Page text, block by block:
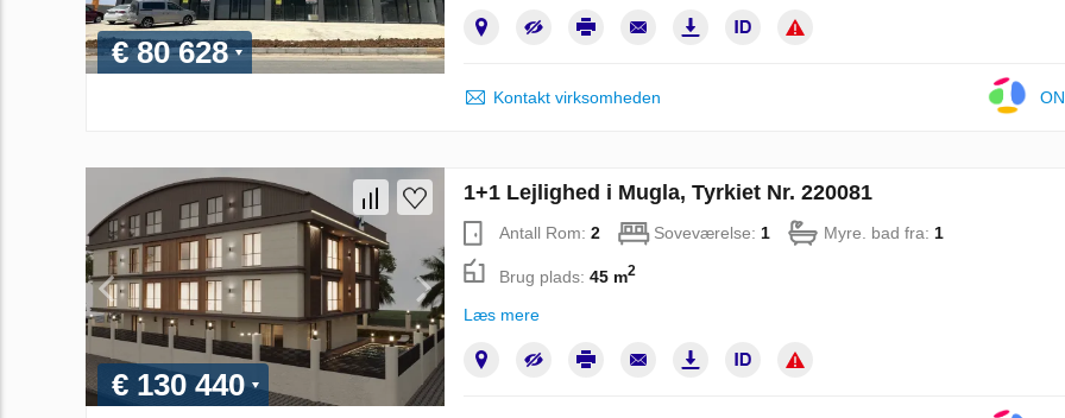
€ 80 628
Kontakt virksomheden
€ 130 440
1+1 Lejlighed i Mugla, Tyrkiet Nr. 220081
Antall Rom: 2 Soveværelse: 1 Myre. bad fra: 1
Brug plads: 45 m2
Læs mere